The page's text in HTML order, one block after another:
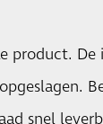
product. De